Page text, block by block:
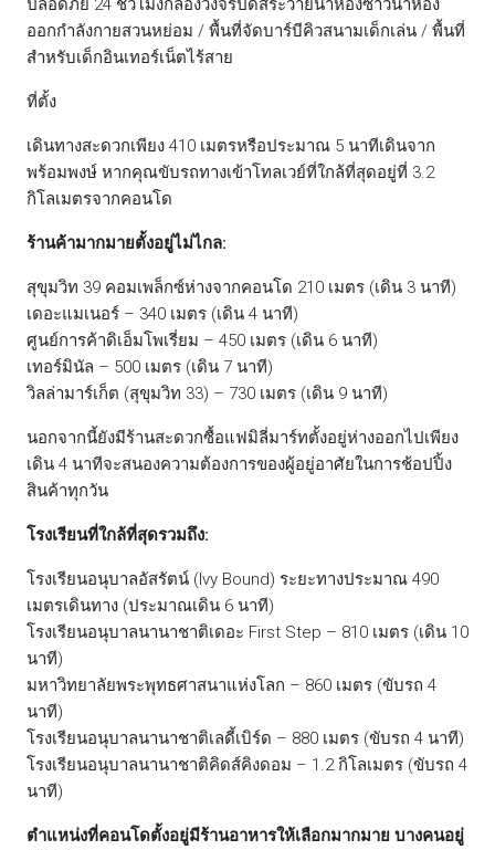
ปลอดภัย 24 ชั่วโมงกล้องวงจรปิดสระว่ายน้ำห้องซาวน่าห้อง
ออกกำลังกายสวนหย่อม / พื้นที่จัดบาร์บีคิวสนามเด็กเล่น / พื้นที่
สำหรับเด็กอินเทอร์เน็ตไร้สาย
ที่ตั้ง
เดินทางสะดวกเพียง 410 เมตรหรือประมาณ 5 นาทีเดินจาก
พร้อมพงษ์ หากคุณขับรถทางเข้าโทลเวย์ที่ใกล้ที่สุดอยู่ที่ 3.2
กิโลเมตรจากคอนโด
ร้านค้ามากมายตั้งอยู่ไม่ไกล:
สุขุมวิท 39 คอมเพล็กซ์ห่างจากคอนโด 210 เมตร (เดิน 3 นาที)
เดอะแมเนอร์ – 340 เมตร (เดิน 4 นาที)
ศูนย์การค้าดิเอ็มโพเรี่ยม – 450 เมตร (เดิน 6 นาที)
เทอร์มินัล – 500 เมตร (เดิน 7 นาที)
วิลล่ามาร์เก็ต (สุขุมวิท 33) – 730 เมตร (เดิน 9 นาที)
นอกจากนี้ยังมีร้านสะดวกซื้อแฟมิลี่มาร์ทตั้งอยู่ห่างออกไปเพียง
เดิน 4 นาทีจะสนองความต้องการของผู้อยู่อาศัยในการช้อปปิ้ง
สินค้าทุกวัน
โรงเรียนที่ใกล้ที่สุดรวมถึง:
โรงเรียนอนุบาลอัสรัตน์ (Ivy Bound) ระยะทางประมาณ 490
เมตรเดินทาง (ประมาณเดิน 6 นาที)
โรงเรียนอนุบาลนานาชาติเดอะ First Step – 810 เมตร (เดิน 10
นาที)
มหาวิทยาลัยพระพุทธศาสนาแห่งโลก – 860 เมตร (ขับรถ 4
นาที)
โรงเรียนอนุบาลนานาชาติเลดี้เบิร์ด – 880 เมตร (ขับรถ 4 นาที)
โรงเรียนอนุบาลนานาชาติคิดส์คิงดอม – 1.2 กิโลเมตร (ขับรถ 4
นาที)
ตำแหน่งที่คอนโดตั้งอยู่มีร้านอาหารให้เลือกมากมาย บางคนอยู่